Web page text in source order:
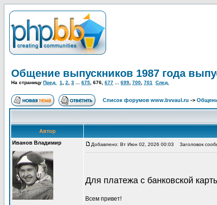
Общение выпускников 1987 года
На страницу Пред. 1 2 3 675 676 677 699 700 701 След.
Список форумов www.bvvaul.ru ->
Автор
Иванов Владимир
Добавлено: Вт Июн 02, 2026 00:03 Заголовок
Для платежа с банковской
Всем привет!